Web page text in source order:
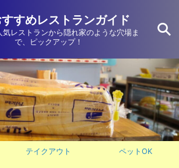
すめレストランガイド
気レストランから隠れ家のような穴場ま
で、ピックアップ！
テイクアウト ペットOK